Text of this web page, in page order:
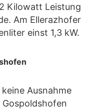
Kilowatt Leistung
Am Ellerazhofer
einst 1,3 kW.
Ausnahme